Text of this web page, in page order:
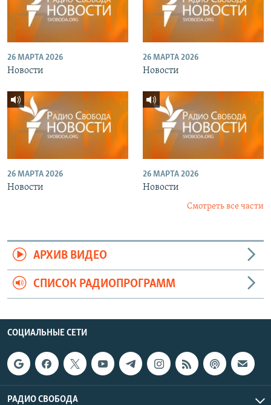
26 МАРТА 2026
Новости
26 МАРТА 2026
Новости
26 МАРТА 2026
Новости
26 МАРТА 2026
Новости
Смотреть все части
АРХИВ ВИДЕО
СПИСОК РАДИОПРОГРАММ
СОЦИАЛЬНЫЕ СЕТИ
РАДИО СВОБОДА